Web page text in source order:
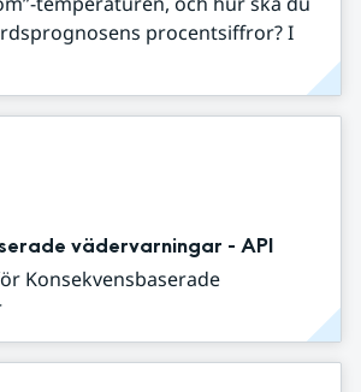
procentsiffror? I
vädervarningar - API
Konsekvensbaserade